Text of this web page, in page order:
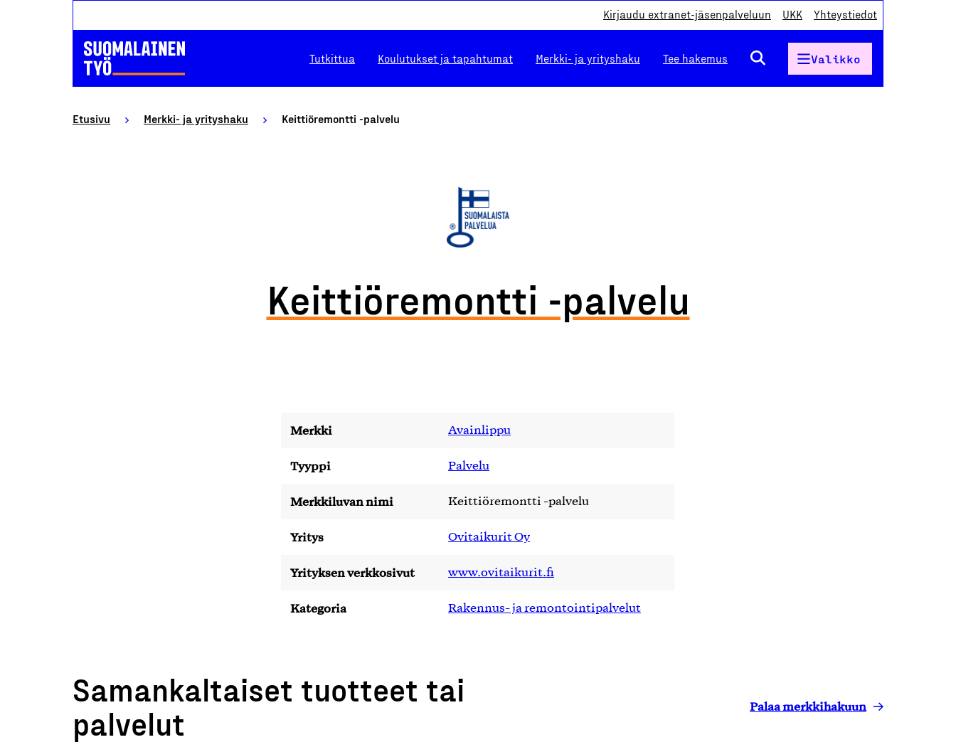
Kirjaudu extranet-jäsenpalveluun UKK Yhteystiedot
Tutkittua Koulutukset ja tapahtumat Merkki- ja yrityshaku Tee hakemus Valikko
Etusivu Merkki- ja yrityshaku Keittiöremontti -palvelu
Keittiöremontti -palvelu
Merkki Avainlippu
Tyyppi Palvelu
Merkkiluvan nimi Keittiöremontti -palvelu
Yritys Ovitaikurit Oy
Yrityksen verkkosivut www.ovitaikurit.fi
Kategoria Rakennus- ja remontointipalvelut
Samankaltaiset tuotteet tai
palvelut
Palaa merkkihakuun